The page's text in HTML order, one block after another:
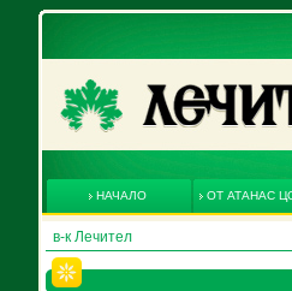
НАЧАЛО ОТ АТАНАС
в-к Лечител